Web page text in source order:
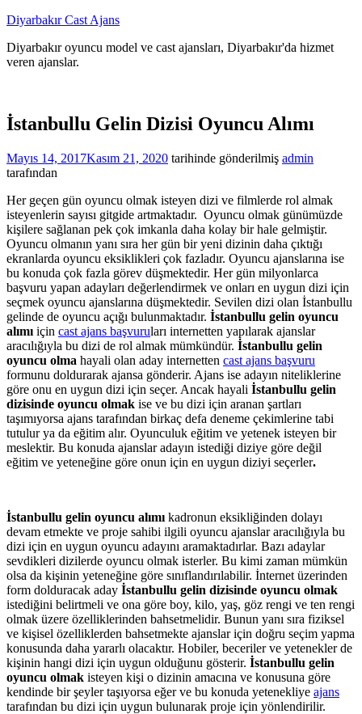
İçeriğe
Diyarbakır Cast Ajans
Diyarbakır oyuncu model ve cast ajansları, Diyarbakır'da hizmet
veren ajanslar.
İstanbullu Gelin Dizisi Oyuncu Alımı
Mayıs 14, 2017Kasım 21, 2020 tarihinde gönderilmiş admin
tarafından
Her geçen gün oyuncu olmak isteyen dizi ve filmlerde rol almak
isteyenlerin sayısı gitgide artmaktadır. Oyuncu olmak günümüzde
kişilere sağlanan pek çok imkanla daha kolay bir hale gelmiştir.
Oyuncu olmanın yanı sıra her gün bir yeni dizinin daha çıktığı
ekranlarda oyuncu eksiklikleri çok fazladır. Oyuncu ajanslarına ise
bu konuda çok fazla görev düşmektedir. Her gün milyonlarca
başvuru yapan adayları değerlendirmek ve onları en uygun dizi için
seçmek oyuncu ajanslarına düşmektedir. Sevilen dizi olan İstanbullu
gelinde de oyuncu açığı bulunmaktadır. İstanbullu gelin oyuncu
alımı için cast ajans başvuruları internetten yapılarak ajanslar
aracılığıyla bu dizi de rol almak mümkündür. İstanbullu gelin
oyuncu olma hayali olan aday internetten cast ajans başvuru
formunu doldurarak ajansa gönderir. Ajans ise adayın niteliklerine
göre onu en uygun dizi için seçer. Ancak hayali İstanbullu gelin
dizisinde oyuncu olmak ise ve bu dizi için aranan şartları
taşımıyorsa ajans tarafından birkaç defa deneme çekimlerine tabi
tutulur ya da eğitim alır. Oyunculuk eğitim ve yetenek isteyen bir
meslektir. Bu konuda ajanslar adayın istediği diziye göre değil
eğitim ve yeteneğine göre onun için en uygun diziyi seçerler.
İstanbullu gelin oyuncu alımı kadronun eksikliğinden dolayı
devam etmekte ve proje sahibi ilgili oyuncu ajanslar aracılığıyla bu
dizi için en uygun oyuncu adayını aramaktadırlar. Bazı adaylar
sevdikleri dizilerde oyuncu olmak isterler. Bu kimi zaman mümkün
olsa da kişinin yeteneğine göre sınıflandırılabilir. İnternet üzerinden
form dolduracak aday İstanbullu gelin dizisinde oyuncu olmak
istediğini belirtmeli ve ona göre boy, kilo, yaş, göz rengi ve ten rengi
olmak üzere özelliklerinden bahsetmelidir. Bunun yanı sıra fiziksel
ve kişisel özelliklerden bahsetmekte ajanslar için doğru seçim yapma
konusunda daha yararlı olacaktır. Hobiler, beceriler ve yetenekler de
kişinin hangi dizi için uygun olduğunu gösterir. İstanbullu gelin
oyuncu olmak isteyen kişi o dizinin amacına ve konusuna göre
kendinde bir şeyler taşıyorsa eğer ve bu konuda yetenekliye ajans
tarafından bu dizi için uygun bulunarak proje için yönlendirilir.